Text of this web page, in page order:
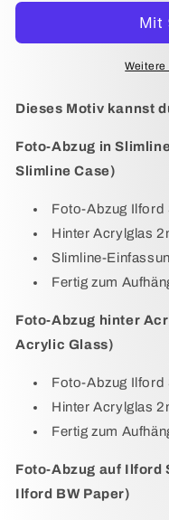
a
a
racing
Dieses Motiv kannst
Foto-Abzug in
Slimline Case)
Foto-Abzug Ilford
Hinter Acrylglas
Slimline-
Fertig zum
Foto-Abzug hinter
Acrylic Glass)
Foto-Abzug Ilford
Hinter Acrylglas
Fertig zum
Foto-Abzug auf Ilford
Ilford BW Paper)